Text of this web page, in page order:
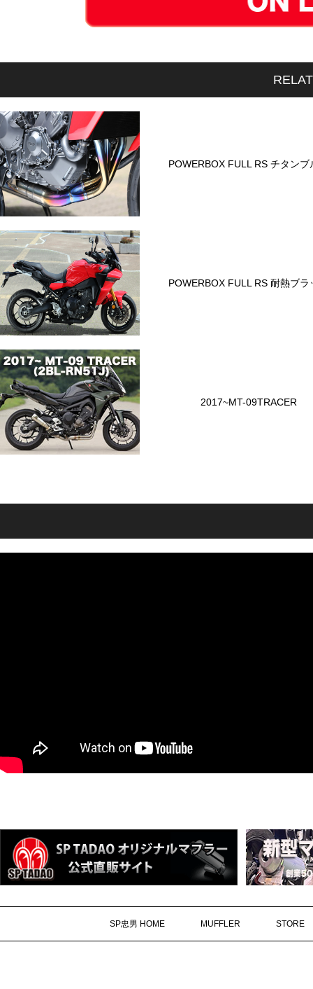
POWERBOX FULL RS チタンブ
POWERBOX FULL RS 耐熱ブラ
2017~MT-09TRACER
SP忠男 HOME MUFFLER STORE